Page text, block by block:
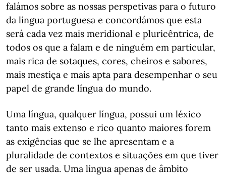
falámos sobre as nossas perspetivas para o futuro
da língua portuguesa e concordámos que esta
será cada vez mais meridional e pluricêntrica, de
todos os que a falam e de ninguém em particular,
mais rica de sotaques, cores, cheiros e sabores,
mais mestiça e mais apta para desempenhar o seu
papel de grande língua do mundo.
Uma língua, qualquer língua, possui um léxico
tanto mais extenso e rico quanto maiores forem
as exigências que se lhe apresentam e a
pluralidade de contextos e situações em que tiver
de ser usada. Uma língua apenas de âmbito